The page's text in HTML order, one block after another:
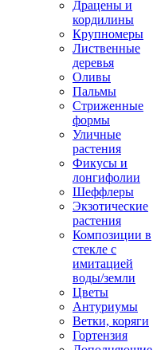
Драцены и
кордилины
Крупномеры
Лиственные
деревья
Оливы
Пальмы
Стриженные
формы
Уличные
растения
Фикусы и
лонгифолии
Шеффлеры
Экзотические
растения
Композиции в
стекле с
имитацией
воды/земли
Цветы
Антуриумы
Ветки, коряги
Гортензия